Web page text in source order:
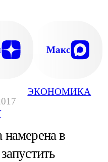
ЭКОНОМИКА
Макс
в